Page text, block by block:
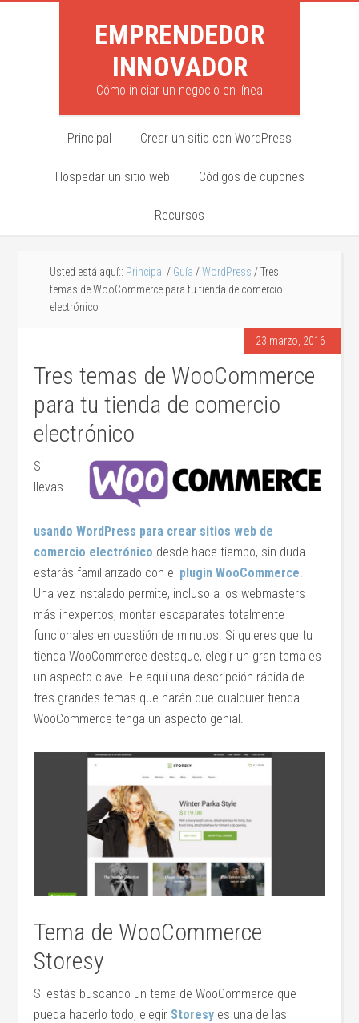
EMPRENDEDOR
INNOVADOR
Cómo iniciar un negocio en línea
Principal Crear un sitio con WordPress
Hospedar un sitio web Códigos de cupones
Recursos
Usted está aquí:: Principal / Guía /WordPress / Tres
temas de WooCommerce para tu tienda de comercio
electrónico
23 marzo, 2016
Tres temas de WooCommerce
para tu tienda de comercio
electrónico
Si
llevas
usando WordPress para crear sitios web de
comercio electrónico desde hace tiempo, sin duda
estarás familiarizado con el plugin WooCommerce.
Una vez instalado permite, incluso a los webmasters
más inexpertos, montar escaparates totalmente
funcionales en cuestión de minutos. Si quieres que tu
tienda WooCommerce destaque, elegir un gran tema es
un aspecto clave. He aquí una descripción rápida de
tres grandes temas que harán que cualquier tienda
WooCommerce tenga un aspecto genial.
Tema de WooCommerce
Storesy
Si estás buscando un tema de WooCommerce que
pueda hacerlo todo, elegir Storesy es una de las